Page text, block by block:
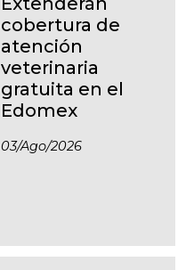
cobertura de
atención
veterinaria
gratuita en el
Edomex
03/ago/2026